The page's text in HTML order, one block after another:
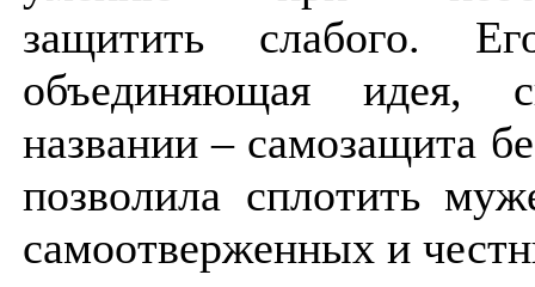
защитить слабого.
объединяющая идея,
названии – самозащита
позволила сплотить
самоотверженных и